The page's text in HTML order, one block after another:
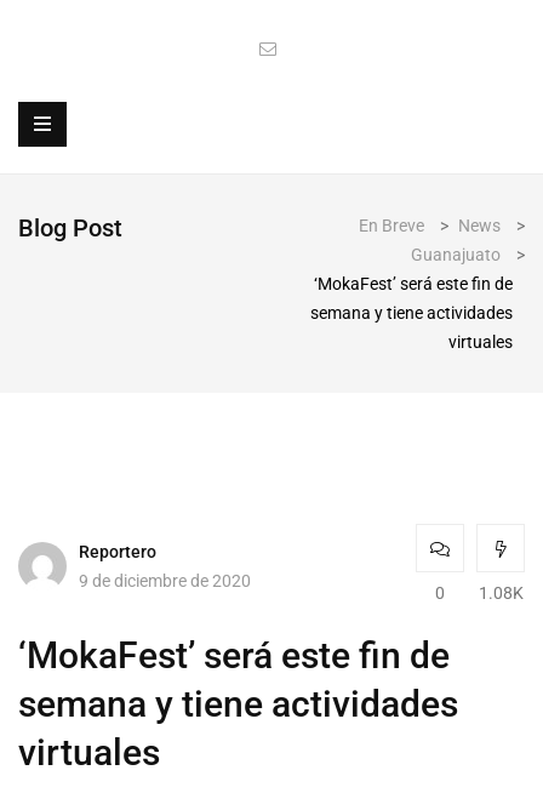
Blog Post En Breve > News
>
Guanajuato
>
‘MokaFest’ será este fin de
semana y tiene actividades
virtuales
Reportero
9 de diciembre de 2020
0 1.08K
‘MokaFest’ será este fin de
semana y tiene actividades
virtuales